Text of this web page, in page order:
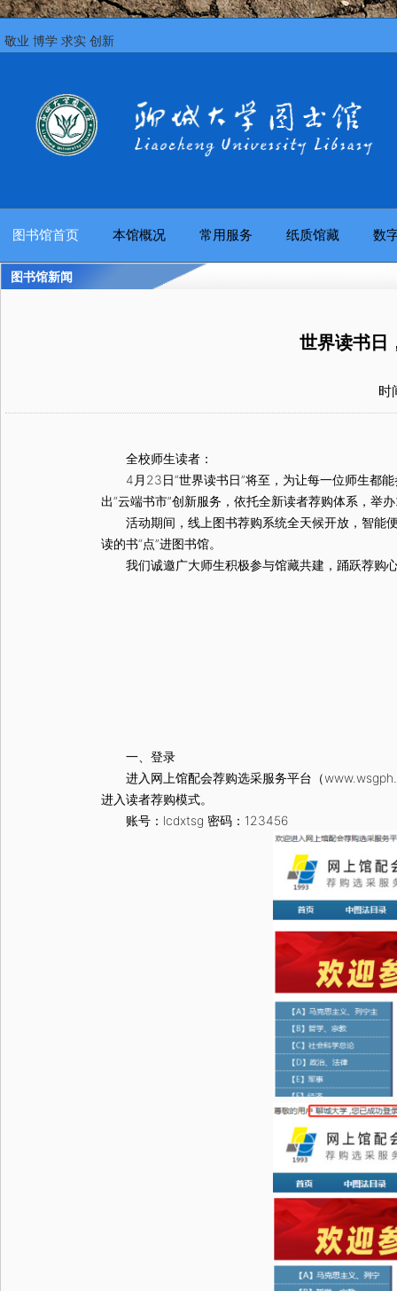
敬业 博学 求实 创新
图书馆首页 本馆概况 常用服务 纸质馆藏 数
图书馆新闻
世界读书日
时
全校师生读者：
4月23日“世界读书日”将至，为让每一位师生都能
出“云端书市”创新服务，依托全新读者荐购体系，举
活动期间，线上图书荐购系统全天候开放，智能便
读的书“点”进图书馆。
我们诚邀广大师生积极参与馆藏共建，踊跃荐购心
一、登录
进入网上馆配会荐购选采服务平台（
进入读者荐购模式。
账号：lcdxtsg 密码：123456